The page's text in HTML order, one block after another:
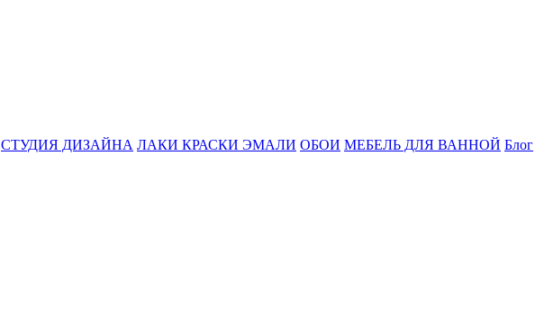
СТУДИЯ ДИЗАЙНА ЛАКИ КРАСКИ ЭМАЛИ ОБОИ МЕБЕЛЬ ДЛЯ ВАННОЙ Блог